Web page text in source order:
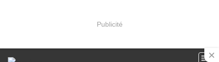
Publicité